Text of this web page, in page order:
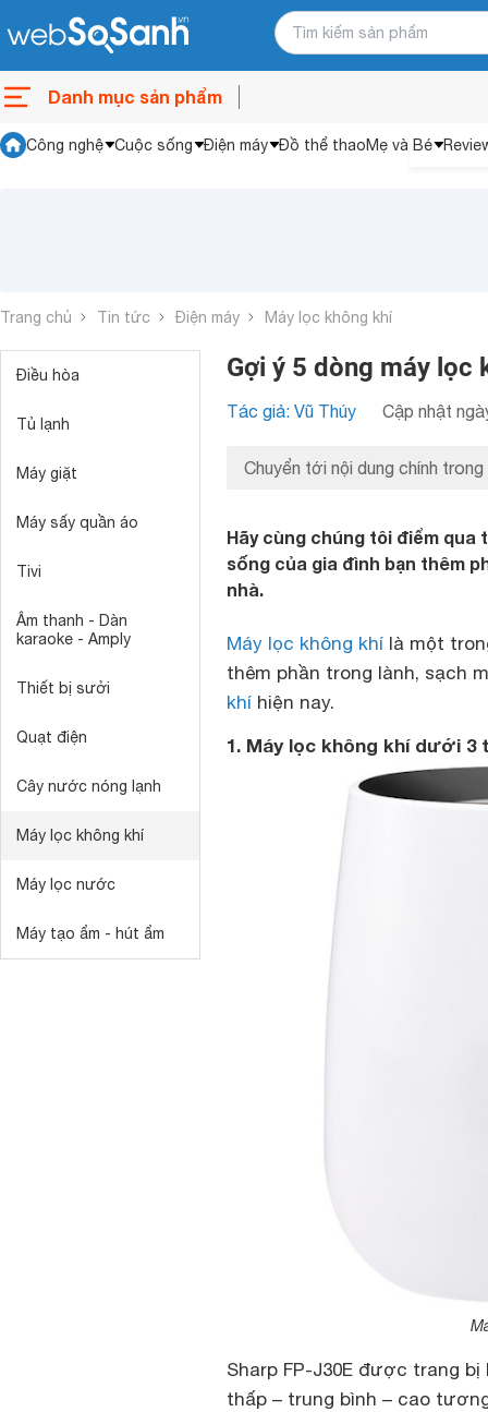
Danh mục sản phẩm
Công nghệ Cuộc sống Điện máy Đồ thể thaoMẹ và Bé
Trang chủ Tin tức Điện máy Máy lọc không khí
Điều hòa
Tủ lạnh
Máy giặt
Máy sấy quần áo
Tivi
Âm thanh - Dàn
karaoke - Amply
Thiết bị sưởi
Quạt điện
Cây nước nóng lạnh
Máy lọc không khí
Máy lọc nước
Máy tạo ẩm - hút ẩm
Gợi ý 5 dòng máy
Tác giả: Vũ Thúy Cập nhật
Chuyển tới nội dung chính trong
Hãy cùng chúng tôi điểm
sống của gia đình bạn thêm
nhà.
Máy lọc không khí là một
thêm phần trong lành, sạch
khí hiện nay.
1. Máy lọc không khí dưới 3
Sharp FP-J30E được trang
thấp – trung bình – cao